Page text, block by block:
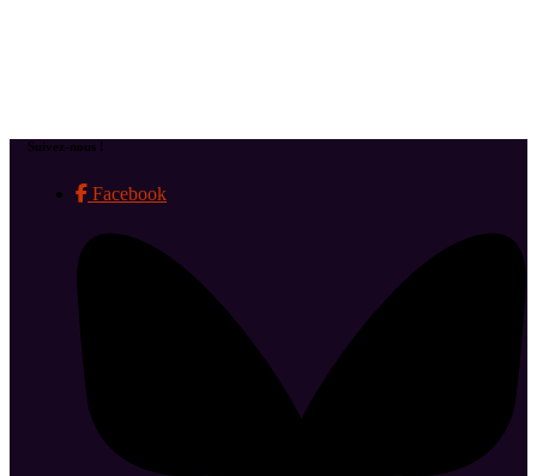
Suivez-nous !
Facebook